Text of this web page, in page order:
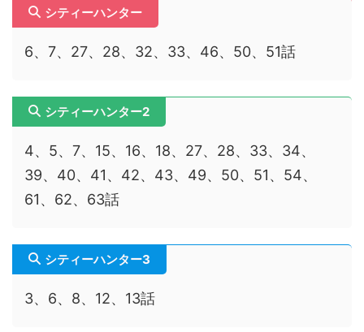
シティーハンター
6、7、27、28、32、33、46、50、51話
シティーハンター2
4、5、7、15、16、18、27、28、33、34、
39、40、41、42、43、49、50、51、54、
61、62、63話
シティーハンター3
3、6、8、12、13話